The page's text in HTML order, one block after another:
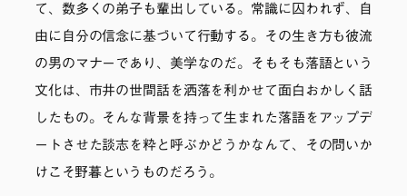
て、数多くの弟子も輩出している。常識に囚われず、自
由に自分の信念に基づいて行動する。その生き方も彼流
の男のマナーであり、美学なのだ。そもそも落語という
文化は、市井の世間話を洒落を利かせて面白おかしく話
したもの。そんな背景を持って生まれた落語をアップデ
ートさせた談志を粋と呼ぶかどうかなんて、その問いか
けこそ野暮というものだろう。